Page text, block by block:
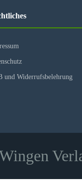
und Widerrufsbelehrung